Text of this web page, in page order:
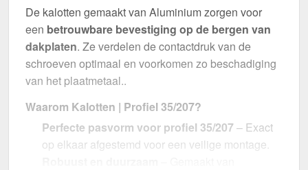
De kalotten gemaakt van Aluminium zorgen voor
een betrouwbare bevestiging op de bergen van
dakplaten. Ze verdelen de contactdruk van de
schroeven optimaal en voorkomen zo beschadiging
van het plaatmetaal..
Waarom Kalotten | Profiel 35/207?
Perfecte pasvorm voor profiel 35/207 – Exact
op elkaar afgestemd voor een veilige montage.